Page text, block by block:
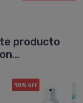
producto
10% OFF